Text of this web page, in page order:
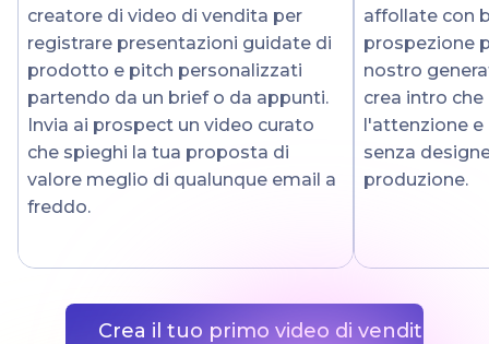
creatore di video di vendita per
registrare presentazioni guidate di
prodotto e pitch personalizzati
partendo da un brief o da appunti.
Invia ai prospect un video curato
che spieghi la tua proposta di
valore meglio di qualunque email a
freddo.
affollate con
prospezione
nostro
crea intro
l'attenzione
senza
produzione.
Crea il tuo primo video di vendita IA